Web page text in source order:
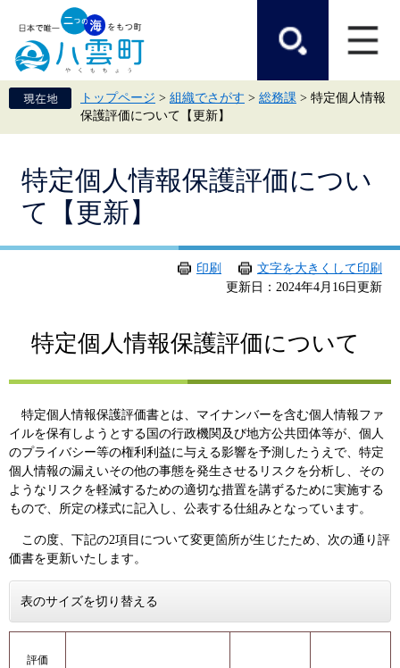
頭
で
飛
ば
て
トップページ > 組織でさがす > 総務課 > 特定個人情報
保護評価について【更新】
特定個人情報保護評価につい
て【更新】
印刷
文字を大きくして印刷
更新日：2024年4月16日更新
特定個人情報保護評価について
特定個人情報保護評価書とは、マイナンバーを含む個人情報ファ
イルを保有しようとする国の行政機関及び地方公共団体等が、個人
のプライバシー等の権利利益に与える影響を予測したうえで、特定
個人情報の漏えいその他の事態を発生させるリスクを分析し、その
ようなリスクを軽減するための適切な措置を講ずるために実施する
もので、所定の様式に記入し、公表する仕組みとなっています。
この度、下記の2項目について変更箇所が生じたため、次の通り評
価書を更新いたします。
表のサイズを切り替える
評価